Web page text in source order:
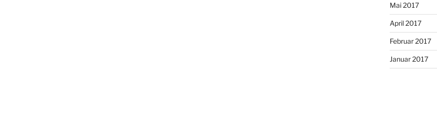
Mai 2017
April 2017
Februar 2017
Januar 2017